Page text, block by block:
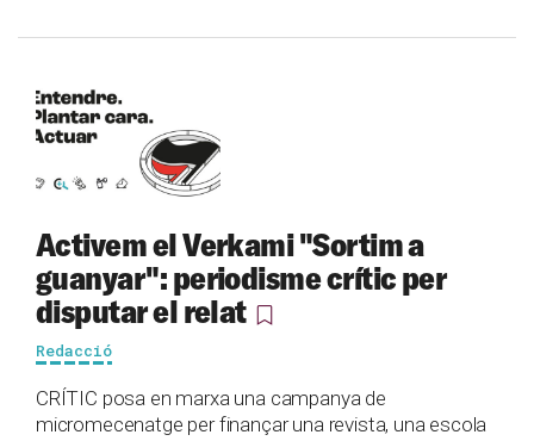
Activem el Verkami "Sortim a
guanyar": periodisme crític per
disputar el relat
Redacció
CRÍTIC posa en marxa una campanya de
micromecenatge per finançar una revista, una escola